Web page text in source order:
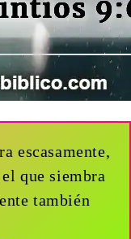
escasamente,
que siembra
también